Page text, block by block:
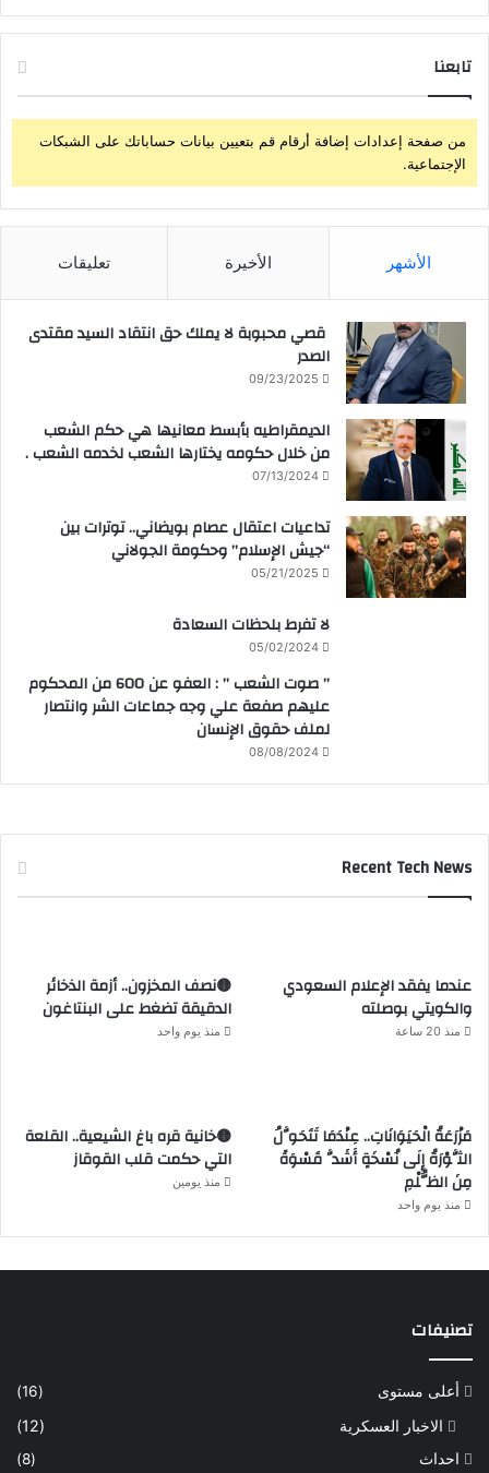
ي
تابعنا
من صفحة إعدادات إضافة أرقام قم بتعيين بيانات حساباتك على الشبكات
الإجتماعية.
الأشهر الأخيرة تعليقات
قصي محبوبة لا يملك حق انتقاد السيد مقتدى
الصدر
09/23/2025
الديمقراطيه بأبسط معانيها هي حكم الشعب
من خلال حكومه يختارها الشعب لخدمه الشعب .
07/13/2024
تداعيات اعتقال عصام بويضاني.. توترات بين
“جيش الإسلام” وحكومة الجولاني
05/21/2025
لا تفرط بلحظات السعادة
05/02/2024
” صوت الشعب ” : العفو عن 600 من المحكوم
عليهم صفعة علي وجه جماعات الشر وانتصار
لملف حقوق الإنسان
08/08/2024
Recent Tech News
عندما يفقد الإعلام السعودي
والكويتي بوصلته
منذ 20 ساعة
🟡نصف المخزون.. أزمة الذخائر
الدقيقة تضغط على البنتاغون
منذ يوم واحد
مَزْرَعَةُ الْحَيَوَانَاتِ.. عِنْدَمَا تَتَحَوَّلُ
الثَّوْرَةُ إِلَى نُسْخَةٍ أَشَدَّ قَسْوَةً
مِنَ الظُّلْمِ
منذ يوم واحد
🟡خانية قره باغ الشيعية.. القلعة
التي حكمت قلب القوقاز
منذ يومين
تصنيفات
أعلى مستوى (16)
الاخبار العسكرية (12)
احداث
(8)